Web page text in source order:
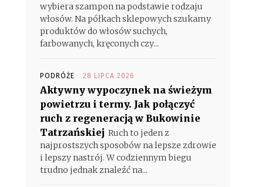
wybiera szampon na podstawie rodzaju
włosów. Na półkach sklepowych szukamy
produktów do włosów suchych,
farbowanych, kręconych czy...
PODRÓŻE 28 LIPCA 2026
Aktywny wypoczynek na świeżym
powietrzu i termy. Jak połączyć
ruch z regeneracją w Bukowinie
Tatrzańskiej Ruch to jeden z
najprostszych sposobów na lepsze zdrowie
i lepszy nastrój. W codziennym biegu
trudno jednak znaleźć na...